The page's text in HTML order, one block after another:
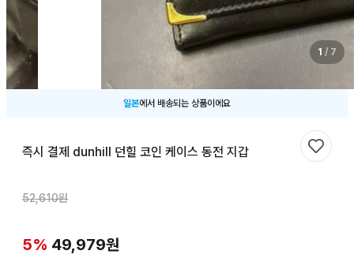
1 / 7
일본에서 배송되는 상품이에요
즉시 결제 dunhill 던힐 코인 케이스 동전 지갑
52,610원
5% 49,979원
찜하기